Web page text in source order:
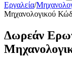
Εργαλεία/
Μηχανολογικού
Δωρεάν